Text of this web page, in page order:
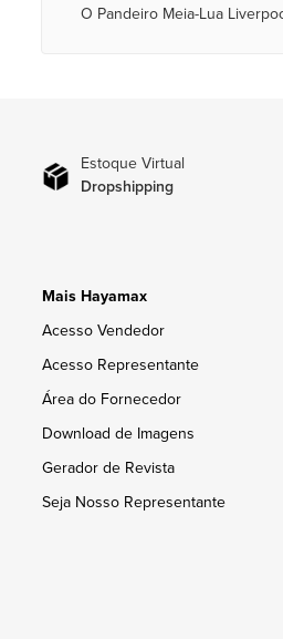
O Pandeiro Meia-Lua
Estoque Virtual
Dropshipping
Mais Hayamax
Acesso Vendedor
Acesso Representante
Área do Fornecedor
Download de Imagens
Gerador de Revista
Seja Nosso Representante